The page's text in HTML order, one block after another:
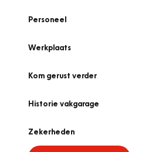
Personeel
Werkplaats
Kom gerust verder
Historie vakgarage
Zekerheden